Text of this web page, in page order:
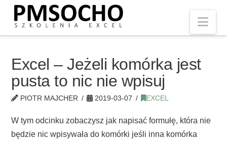
Excel – Jeżeli komórka jest
pusta to nic nie wpisuj
PIOTR MAJCHER 2019-03-07 EXCEL
W tym odcinku zobaczysz jak napisać formułę, która nie
będzie nic wpisywała do komórki jeśli inna komórka